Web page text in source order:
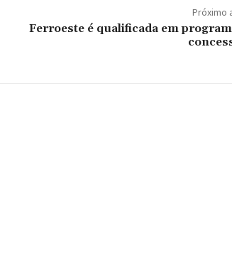
Próximo
Ferroeste é qualificada em